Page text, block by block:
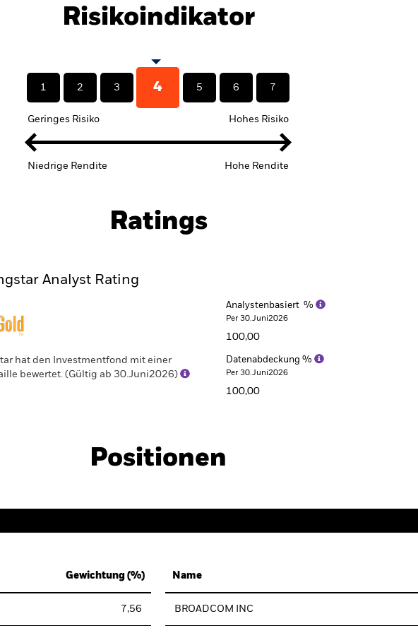
Risikoindikator
1 2 3 4 5 6 7
Geringes Risiko Hohes Risiko
Niedrige Rendite Hohe Rendite
Ratings
Analyst Rating
hat den Investmentfond mit einer
bewertet. (Gültig ab 30.Juni2026)
Analystenbasiert %
Per 30.Juni2026
100,00
Datenabdeckung %
Per 30.Juni2026
100,00
Positionen
Gewichtung (%)
7,56
Name
BROADCOM INC